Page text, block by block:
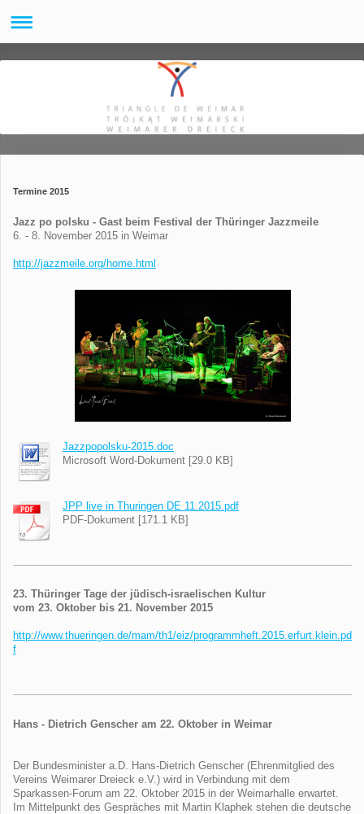
Termine 2015
Jazz po polsku - Gast beim Festival der Thüringer Jazzmeile
6. - 8. November 2015 in Weimar
http://jazzmeile.org/home.html
Jazzpopolsku-2015.doc
Microsoft Word-Dokument [29.0 KB]
JPP live in Thuringen DE 11.2015.pdf
PDF-Dokument [171.1 KB]
23. Thüringer Tage der jüdisch-israelischen Kultur
vom 23. Oktober bis 21. November 2015
http://www.thueringen.de/mam/th1/eiz/programmheft.2015.erfurt.klein.pd
f
Hans - Dietrich Genscher am 22. Oktober in Weimar
Der Bundesminister a.D. Hans-Dietrich Genscher (Ehrenmitglied des
Vereins Weimarer Dreieck e.V.) wird in Verbindung mit dem
Sparkassen-Forum am 22. Oktober 2015 in der Weimarhalle erwartet.
Im Mittelpunkt des Gespräches mit Martin Klaphek stehen die deutsche